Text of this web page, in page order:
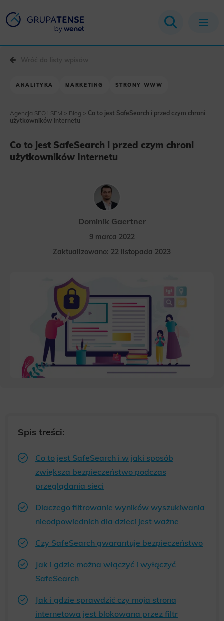
ANALITYKA MARKETING STRONY WWW
Agencja SEO i SEM > Blog > Co to jest SafeSearch i przed czym chroni
użytkowników Internetu
Co to jest SafeSearch i przed czym chroni
użytkowników Internetu
Dominik Gaertner
9 marca 2022
Zaktualizowano: 22 listopada 2023
Spis treści:
Co to jest SafeSearch i w jaki sposób
zwiększa bezpieczeństwo podczas
przeglądania sieci
Dlaczego filtrowanie wyników wyszukiwania
nieodpowiednich dla dzieci jest ważne
Czy SafeSearch gwarantuje bezpieczeństwo
Jak i gdzie można włączyć i wyłączyć
SafeSearch
Jak i gdzie sprawdzić czy moja strona
internetowa jest blokowana przez filtr